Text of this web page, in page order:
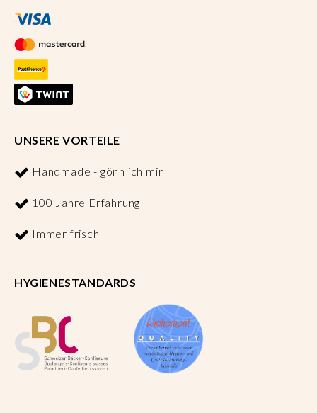
UNSERE VORTEILE
Handmade - gönn ich mir
100 Jahre Erfahrung
Immer frisch
HYGIENESTANDARDS